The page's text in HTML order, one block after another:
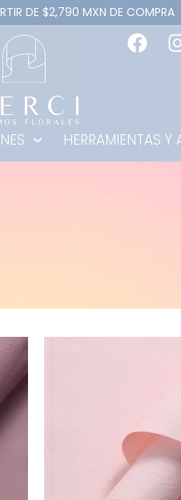
DE $2,790 MXN DE COMPRA
HERRAMIENTAS Y